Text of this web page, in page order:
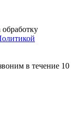
в течение 10